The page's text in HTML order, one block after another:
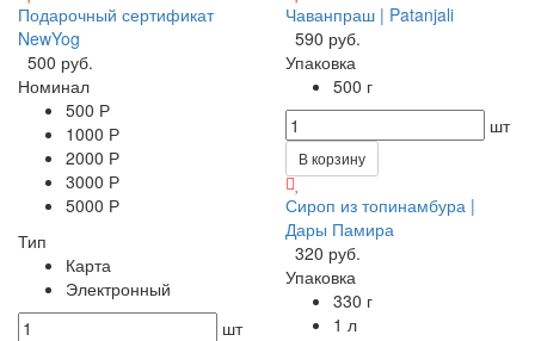
Подарочный сертификат
NewYog
500 руб.
Номинал
500 Р
1000 Р
2000 Р
3000 Р
5000 Р
Тип
Карта
Электронный
шт
Чаванпраш | Patanjali
590 руб.
Упаковка
500 г
шт
В корзину
Сироп из топинамбура |
Дары Памира
320 руб.
Упаковка
330 г
1 л